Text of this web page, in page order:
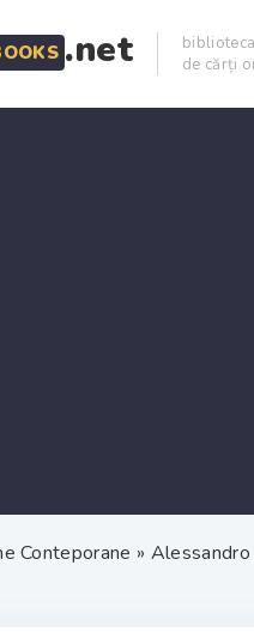
.net
de cărți
Conteporane »